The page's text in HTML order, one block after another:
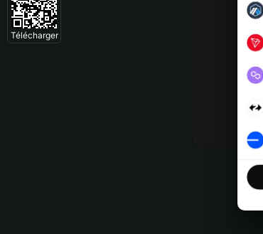
Télécharger